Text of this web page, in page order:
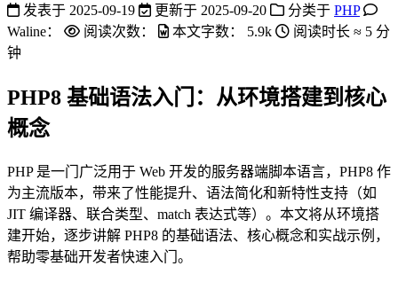
发表于 2025-09-19 更新于 2025-09-20 分类于 PHP
Waline：
阅读次数： 本文字数： 5.9k 阅读时长 ≈ 5 分
钟
PHP8 基础语法入门：从环境搭建到核心
概念
PHP 是一门广泛用于 Web 开发的服务器端脚本语言，PHP8 作
为主流版本，带来了性能提升、语法简化和新特性支持（如
JIT 编译器、联合类型、match 表达式等）。本文将从环境搭
建开始，逐步讲解 PHP8 的基础语法、核心概念和实战示例，
帮助零基础开发者快速入门。